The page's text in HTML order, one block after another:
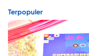
Terpopuler